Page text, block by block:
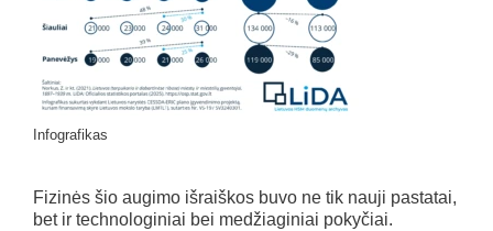
Infografikas
Fizinės šio augimo išraiškos buvo ne tik nauji pastatai,
bet ir technologiniai bei medžiaginiai pokyčiai.